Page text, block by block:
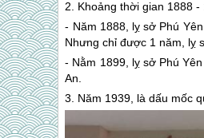
2. Khoảng thời gian 1888
- Năm 1888, lỵ sở Phú Yên
Nhưng chỉ được 1 năm, lỵ
- Nằm 1899, lỵ sở Phú Yên
An.
3. Năm 1939, là dấu mốc